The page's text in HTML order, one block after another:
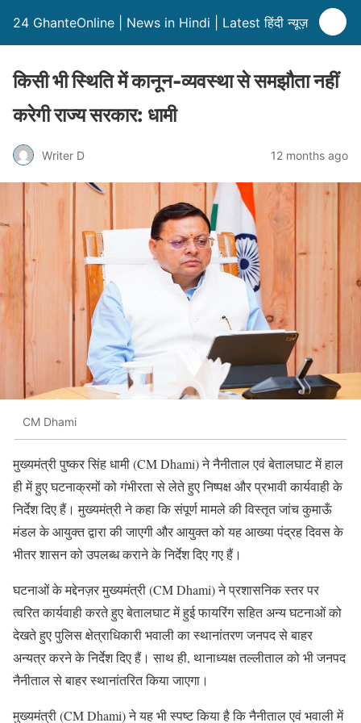
24 GhanteOnline | News in Hindi | Latest हिंदी न्यूज़
किसी भी स्थिति में कानून-व्यवस्था से समझौता नहीं
करेगी राज्य सरकार: धामी
Writer D 12 months ago
CM Dhami
मुख्यमंत्री पुष्कर सिंह धामी (CM Dhami) ने नैनीताल एवं बेतालघाट में हाल
ही में हुए घटनाक्रमों को गंभीरता से लेते हुए निष्पक्ष और प्रभावी कार्यवाही के
निर्देश दिए हैं। मुख्यमंत्री ने कहा कि संपूर्ण मामले की विस्तृत जांच कुमाऊँ
मंडल के आयुक्त द्वारा की जाएगी और आयुक्त को यह आख्या पंद्रह दिवस के
भीतर शासन को उपलब्ध कराने के निर्देश दिए गए हैं।
घटनाओं के मद्देनज़र मुख्यमंत्री (CM Dhami) ने प्रशासनिक स्तर पर
त्वरित कार्यवाही करते हुए बेतालघाट में हुई फायरिंग सहित अन्य घटनाओं को
देखते हुए पुलिस क्षेत्राधिकारी भवाली का स्थानांतरण जनपद से बाहर
अन्यत्र करने के निर्देश दिए हैं। साथ ही, थानाध्यक्ष तल्लीताल को भी जनपद
नैनीताल से बाहर स्थानांतरित किया जाएगा।
मुख्यमंत्री (CM Dhami) ने यह भी स्पष्ट किया है कि नैनीताल एवं भवाली में